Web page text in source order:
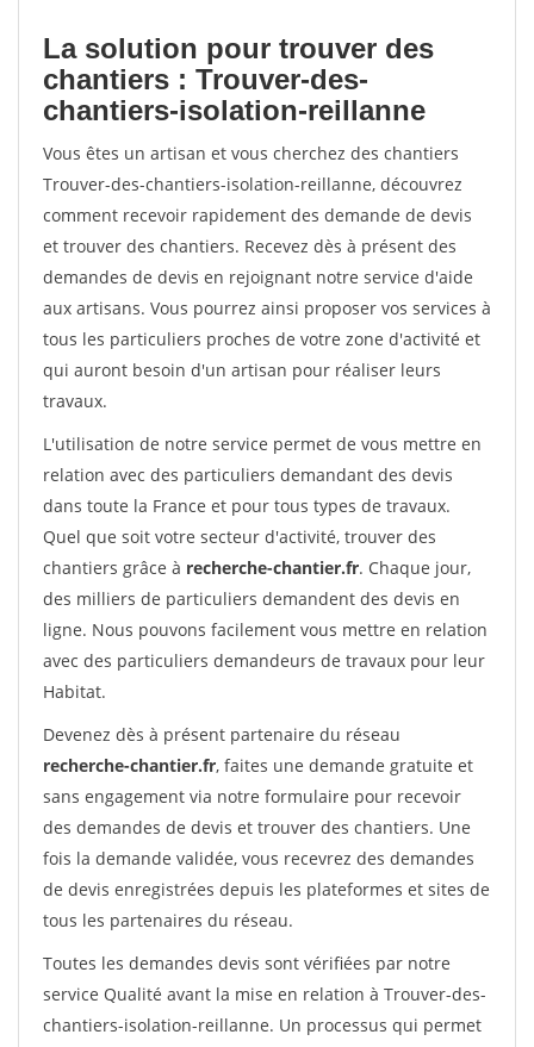
La solution pour trouver des
chantiers : Trouver-des-
chantiers-isolation-reillanne
Vous êtes un artisan et vous cherchez des chantiers
Trouver-des-chantiers-isolation-reillanne, découvrez
comment recevoir rapidement des demande de devis
et trouver des chantiers. Recevez dès à présent des
demandes de devis en rejoignant notre service d'aide
aux artisans. Vous pourrez ainsi proposer vos services à
tous les particuliers proches de votre zone d'activité et
qui auront besoin d'un artisan pour réaliser leurs
travaux.
L'utilisation de notre service permet de vous mettre en
relation avec des particuliers demandant des devis
dans toute la France et pour tous types de travaux.
Quel que soit votre secteur d'activité, trouver des
chantiers grâce à recherche-chantier.fr. Chaque jour,
des milliers de particuliers demandent des devis en
ligne. Nous pouvons facilement vous mettre en relation
avec des particuliers demandeurs de travaux pour leur
Habitat.
Devenez dès à présent partenaire du réseau
recherche-chantier.fr, faites une demande gratuite et
sans engagement via notre formulaire pour recevoir
des demandes de devis et trouver des chantiers. Une
fois la demande validée, vous recevrez des demandes
de devis enregistrées depuis les plateformes et sites de
tous les partenaires du réseau.
Toutes les demandes devis sont vérifiées par notre
service Qualité avant la mise en relation à Trouver-des-
chantiers-isolation-reillanne. Un processus qui permet